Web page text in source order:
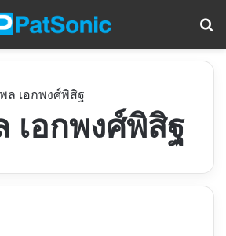
ล เอกพงศ์พิสิฐ
เอกพงศ์พิสิฐ